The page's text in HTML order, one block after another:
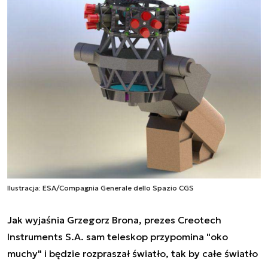
Ilustracja: ESA/Compagnia Generale dello Spazio CGS
Jak wyjaśnia Grzegorz Brona, prezes Creotech
Instruments S.A. sam teleskop przypomina "oko
muchy" i będzie rozpraszał światło, tak by całe światło